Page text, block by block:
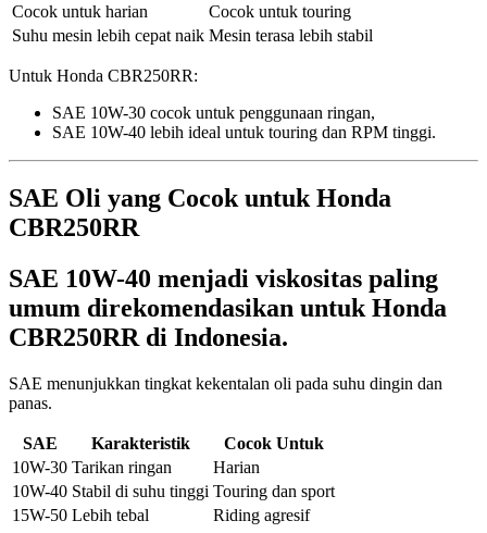
Cocok untuk harian
Cocok untuk touring
Suhu mesin lebih cepat naik Mesin terasa lebih stabil
Untuk Honda CBR250RR:
SAE 10W-30 cocok untuk penggunaan ringan,
SAE 10W-40 lebih ideal untuk touring dan RPM tinggi.
SAE Oli yang Cocok untuk Honda
CBR250RR
SAE 10W-40 menjadi viskositas paling
umum direkomendasikan untuk Honda
CBR250RR di Indonesia.
SAE menunjukkan tingkat kekentalan oli pada suhu dingin dan
panas.
SAE Karakteristik
Cocok Untuk
10W-30 Tarikan ringan
Harian
10W-40 Stabil di suhu tinggi Touring dan sport
15W-50 Lebih tebal Riding agresif